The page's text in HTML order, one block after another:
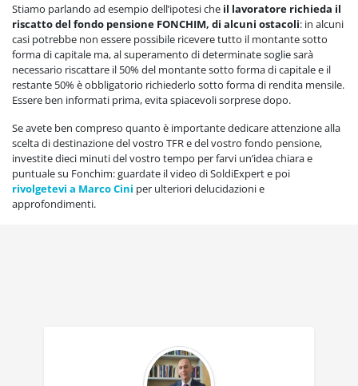
Stiamo parlando ad esempio dell’ipotesi che il lavoratore richieda il
riscatto del fondo pensione FONCHIM, di alcuni ostacoli: in alcuni
casi potrebbe non essere possibile ricevere tutto il montante sotto
forma di capitale ma, al superamento di determinate soglie sarà
necessario riscattare il 50% del montante sotto forma di capitale e il
restante 50% è obbligatorio richiederlo sotto forma di rendita mensile.
Essere ben informati prima, evita spiacevoli sorprese dopo.
Se avete ben compreso quanto è importante dedicare attenzione alla
scelta di destinazione del vostro TFR e del vostro fondo pensione,
investite dieci minuti del vostro tempo per farvi un’idea chiara e
puntuale su Fonchim: guardate il video di SoldiExpert e poi
rivolgetevi a Marco Cini per ulteriori delucidazioni e
approfondimenti.